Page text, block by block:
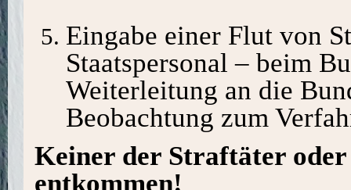
Eingabe einer Flut von
Staatspersonal – beim
Weiterleitung an die
Beobachtung zum
Keiner der Straftäter
entkommen!